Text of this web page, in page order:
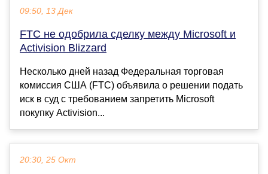
09:50, 13 Дек
FTC не одобрила сделку между Microsoft и
Activision Blizzard
Несколько дней назад Федеральная торговая
комиссия США (FTC) объявила о решении подать
иск в суд с требованием запретить Microsoft
покупку Activision...
20:30, 25 Окт